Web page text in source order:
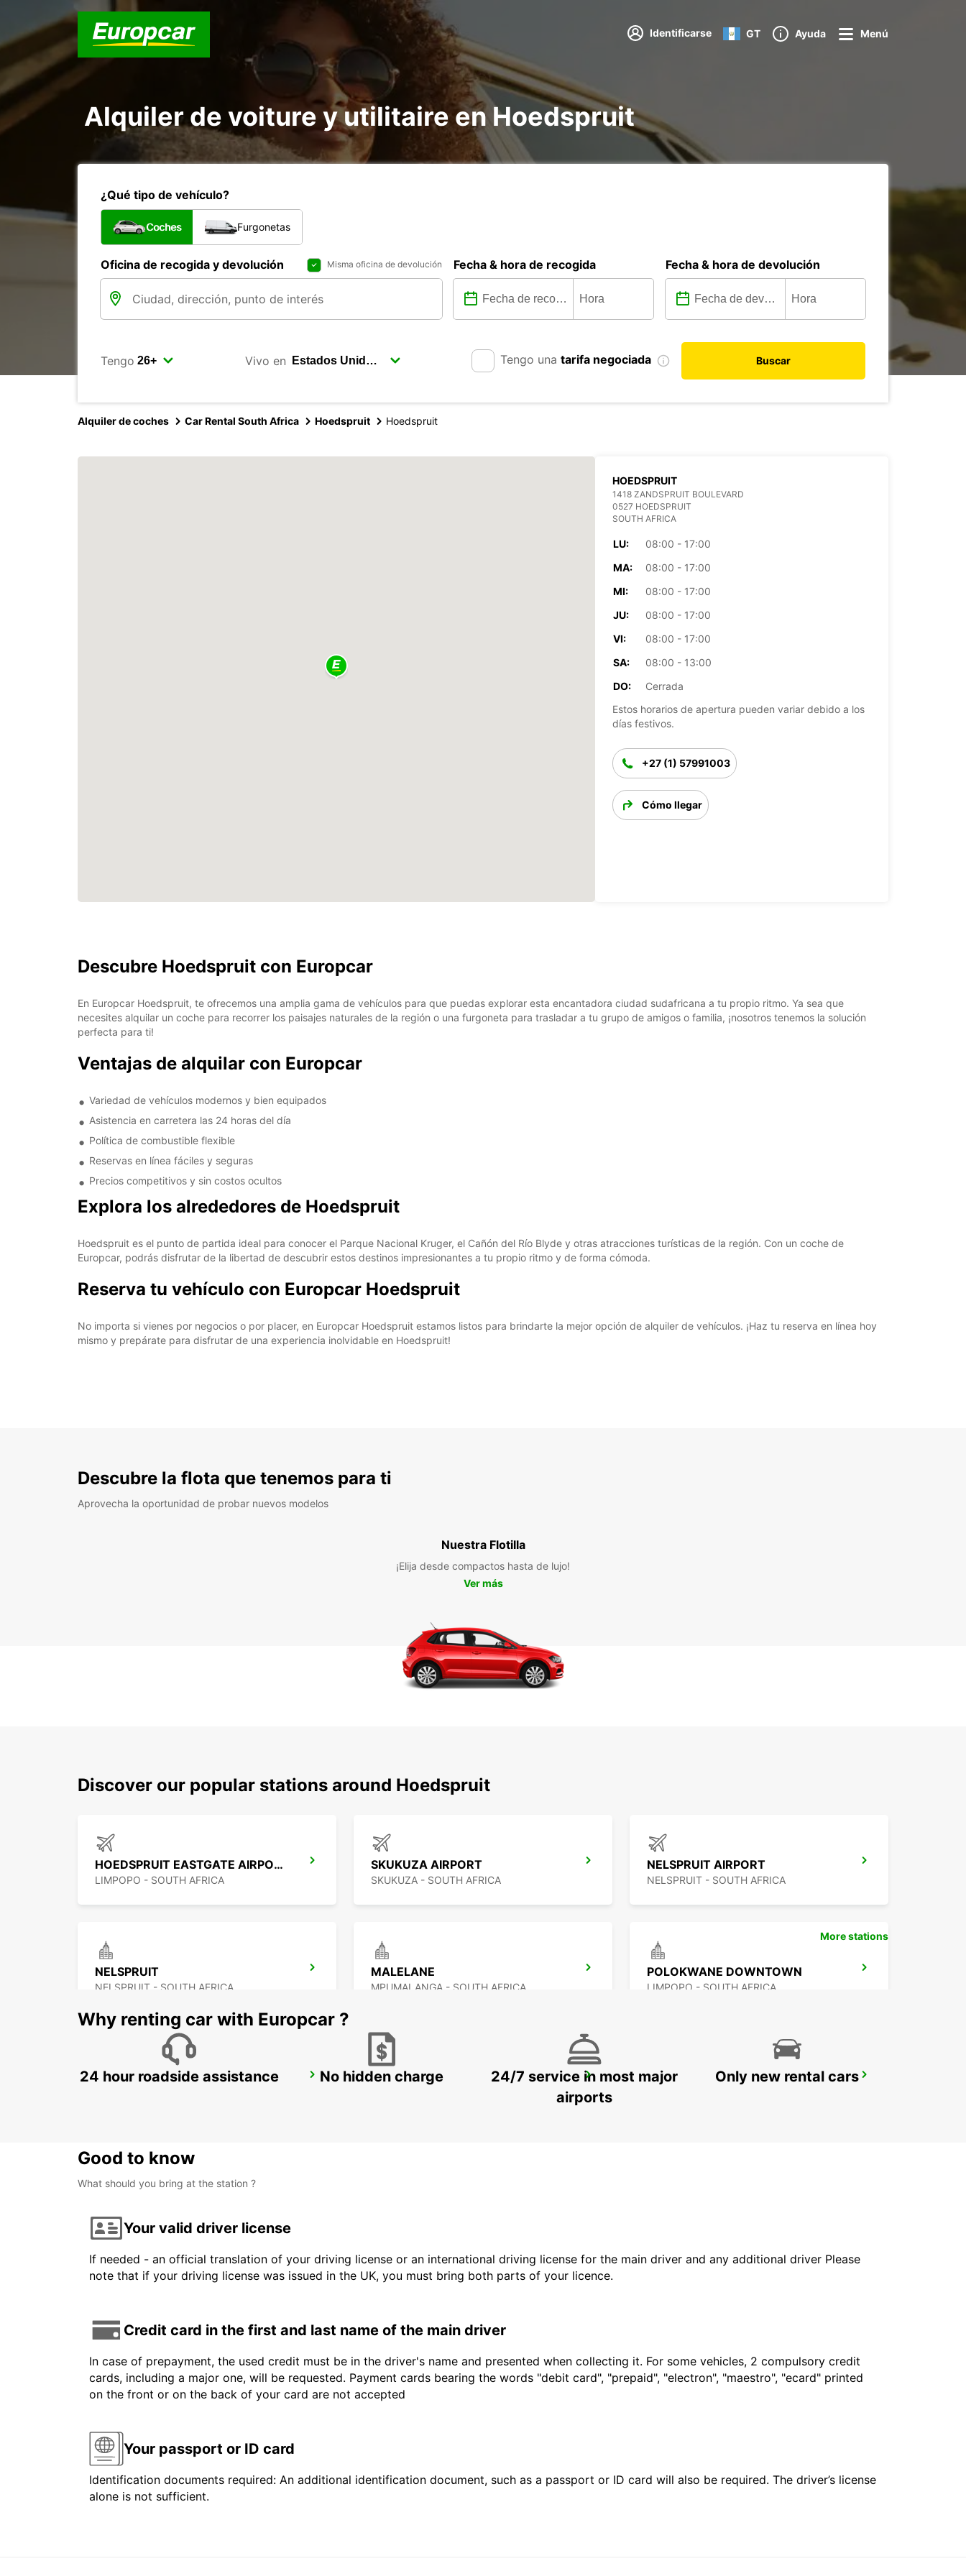
Identificarse GT Ayuda Menú
Alquiler de voiture y utilitaire en Hoedspruit
¿Qué tipo de vehículo?
Coches Furgonetas
Oficina de recogida y devolución Misma oficina de devolución Fecha & hora de recogida Fecha & hora de devolución
Tengo Vivo en Tengo una tarifa negociada Buscar
Alquiler de coches Car Rental South Africa Hoedspruit Hoedspruit
HOEDSPRUIT
1418 ZANDSPRUIT BOULEVARD
0527 HOEDSPRUIT
SOUTH AFRICA
LU:
08:00 - 17:00
MA:
08:00 - 17:00
MI:
08:00 - 17:00
JU:
08:00 - 17:00
VI:
08:00 - 17:00
SA:
08:00 - 13:00
DO:
Cerrada
Estos horarios de apertura pueden variar debido a los
días festivos.
+27 (1) 57991003
Cómo llegar
Descubre Hoedspruit con Europcar
En Europcar Hoedspruit, te ofrecemos una amplia gama de vehículos para que puedas explorar esta encantadora ciudad sudafricana a tu propio ritmo. Ya sea que
necesites alquilar un coche para recorrer los paisajes naturales de la región o una furgoneta para trasladar a tu grupo de amigos o familia, ¡nosotros tenemos la solución
perfecta para ti!
Ventajas de alquilar con Europcar
Variedad de vehículos modernos y bien equipados
Asistencia en carretera las 24 horas del día
Política de combustible flexible
Reservas en línea fáciles y seguras
Precios competitivos y sin costos ocultos
Explora los alrededores de Hoedspruit
Hoedspruit es el punto de partida ideal para conocer el Parque Nacional Kruger, el Cañón del Río Blyde y otras atracciones turísticas de la región. Con un coche de
Europcar, podrás disfrutar de la libertad de descubrir estos destinos impresionantes a tu propio ritmo y de forma cómoda.
Reserva tu vehículo con Europcar Hoedspruit
No importa si vienes por negocios o por placer, en Europcar Hoedspruit estamos listos para brindarte la mejor opción de alquiler de vehículos. ¡Haz tu reserva en línea hoy
mismo y prepárate para disfrutar de una experiencia inolvidable en Hoedspruit!
Descubre la flota que tenemos para ti
Aprovecha la oportunidad de probar nuevos modelos
Nuestra Flotilla
¡Elija desde compactos hasta de lujo!
Ver más
Discover our popular stations around Hoedspruit
HOEDSPRUIT EASTGATE AIRPORT
LIMPOPO - SOUTH AFRICA
SKUKUZA AIRPORT
SKUKUZA - SOUTH AFRICA
NELSPRUIT AIRPORT
NELSPRUIT - SOUTH AFRICA
NELSPRUIT
NELSPRUIT - SOUTH AFRICA
MALELANE
MPUMALANGA - SOUTH AFRICA
POLOKWANE DOWNTOWN
LIMPOPO - SOUTH AFRICA
POLOKWANE AIRPORT MAKHADO MBABANE DOWNTOWN
More stations
Why renting car with Europcar ?
24 hour roadside assistance No hidden charge
24/7 service in most major
airports
Only new rental cars
Good to know
What should you bring at the station ?
Your valid driver license
If needed - an official translation of your driving license or an international driving license for the main driver and any additional driver Please
note that if your driving license was issued in the UK, you must bring both parts of your licence.
Credit card in the first and last name of the main driver
In case of prepayment, the used credit must be in the driver's name and presented when collecting it. For some vehicles, 2 compulsory credit
cards, including a major one, will be requested. Payment cards bearing the words "debit card", "prepaid", "electron", "maestro", "ecard" printed
on the front or on the back of your card are not accepted
Your passport or ID card
Identification documents required: An additional identification document, such as a passport or ID card will also be required. The driver’s license
alone is not sufficient.